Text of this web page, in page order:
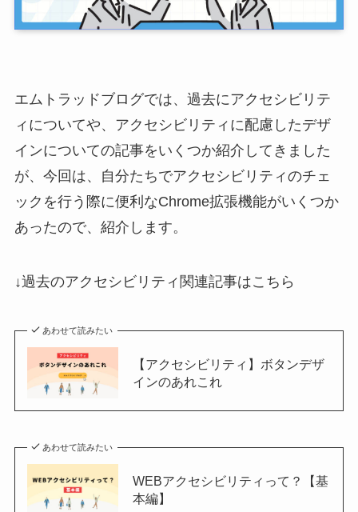
エムトラッドブログでは、過去にアクセシビリテ
ィについてや、アクセシビリティに配慮したデザ
インについての記事をいくつか紹介してきました
が、今回は、自分たちでアクセシビリティのチェ
ックを行う際に便利なChrome拡張機能がいくつか
あったので、紹介します。
↓過去のアクセシビリティ関連記事はこちら
あわせて読みたい
【アクセシビリティ】ボタンデザ
インのあれこれ
あわせて読みたい
WEBアクセシビリティって？【基
本編】